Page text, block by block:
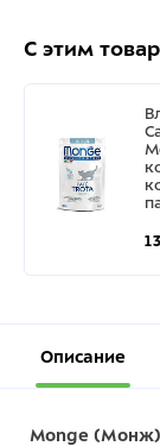
С этим
Описание
Monge (Монж)